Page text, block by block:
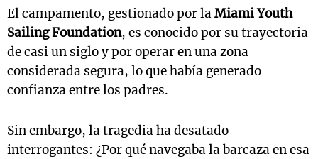
El campamento, gestionado por laMiami Youth
Sailing Foundation, es conocido por su trayectoria
de casi un siglo y por operar en una zona
considerada segura, lo que había generado
confianza entre los padres.
Sin embargo, la tragedia ha desatado
interrogantes: ¿Por qué navegaba la barcaza en esa